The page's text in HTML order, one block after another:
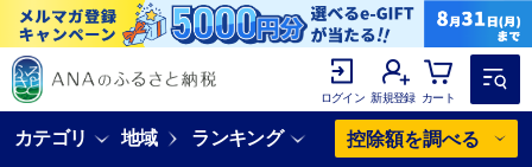
ログイン 新規登録 カート
カテゴリ 地域 ランキング 控除額を調べる